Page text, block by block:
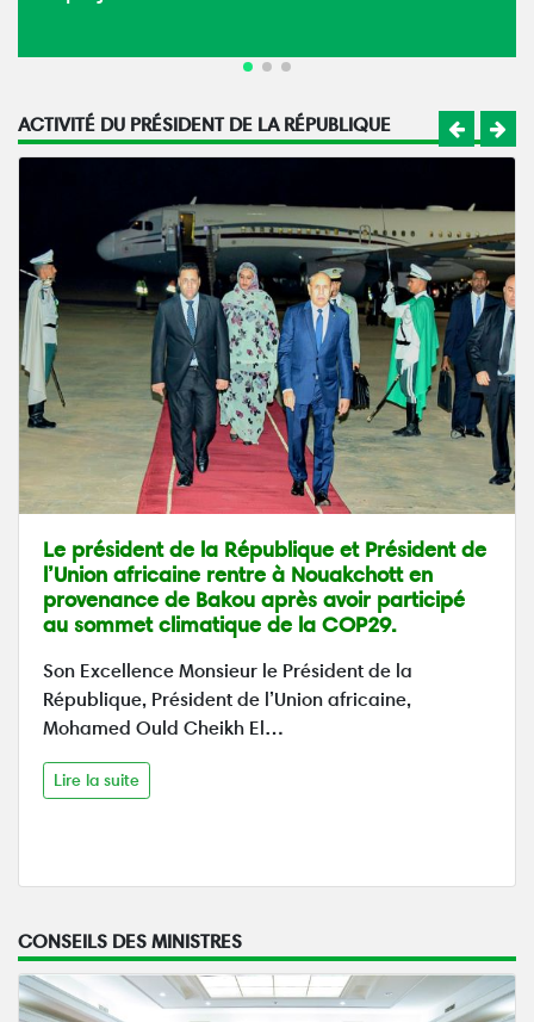
ACTIVITÉ DU PRÉSIDENT DE LA RÉPUBLIQUE
Le président de la République et Président de
l’Union africaine rentre à Nouakchott en
provenance de Bakou après avoir participé
au sommet climatique de la COP29.
Son Excellence Monsieur le Président de la
République, Président de l’Union africaine,
Mohamed Ould Cheikh El…
Lire la suite
CONSEILS DES MINISTRES